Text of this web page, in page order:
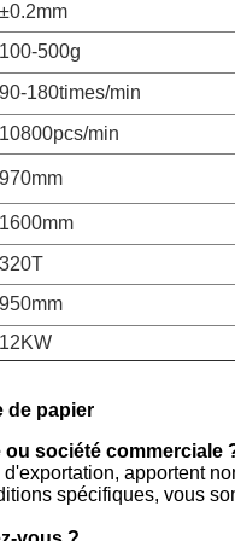
±0.2mm
100-500g
90-180times/min
10800pcs/min
970mm
1600mm
320T
950mm
12KW
de papier
société commerciale
apportent
spécifiques, vous